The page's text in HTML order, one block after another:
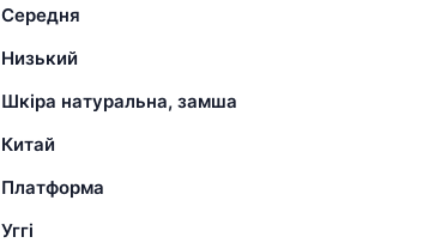
Середня
Низький
Шкіра натуральна, замша
Китай
Платформа
Уггі